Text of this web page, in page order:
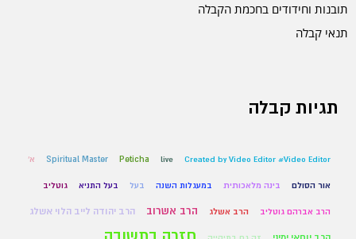
תובנות וחידודים בחכמת הקבלה
תנאי קבלה
תגיות קבלה
Created by Video Editor #Video Editor
live
Peticha
Spiritual Master א'
אור הסולם בינה מלאכותית במעגלות השנה בעל בעל התניא גוטליב
הרב אברהם גוטליב הרב אשלג הרב אשרוב הרב יהודה לייב הלוי אשלג